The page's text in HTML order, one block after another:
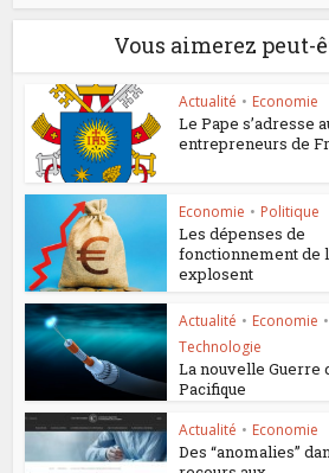
Vous aimerez peut-
Actualité • Economie
Le Pape s’adresse
entrepreneurs de
Economie • Politique
Les dépenses de
fonctionnement de
explosent
Actualité • Economie •
Technologie
La nouvelle Guerre
Pacifique
Actualité • Economie
Des “anomalies”